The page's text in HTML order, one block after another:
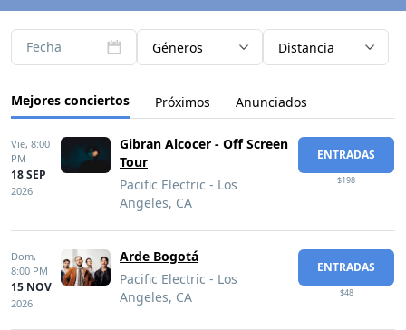
Fecha Géneros Distancia
Mejores conciertos Próximos Anunciados
Vie, 8:00
PM
18 SEP
2026
Gibran Alcocer - Off Screen
Tour
Pacific Electric - Los
Angeles, CA
ENTRADAS
$198
Dom,
8:00 PM
15 NOV
2026
Arde Bogotá
Pacific Electric - Los
Angeles, CA
ENTRADAS
$48